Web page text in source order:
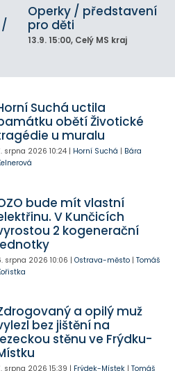
Operky / představení
pro děti
13.9. 15:00, Celý MS kraj
Suchá uctila
obětí Životické
u muralu
srpna 2026 10:24| Horní Suchá | Bára
bude mít vlastní
V Kunčicích
2 kogenerační
srpna 2026 10:06 | Ostrava-město| Tomáš
a opilý muž
bez jištění na
stěnu ve Frýdku-
srpna 2026 15:39 | Frýdek-Místek| Tomáš